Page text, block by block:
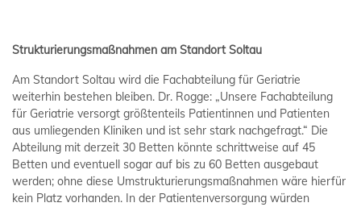
Strukturierungsmaßnahmen am Standort Soltau
Am Standort Soltau wird die Fachabteilung für Geriatrie
weiterhin bestehen bleiben. Dr. Rogge: „Unsere Fachabteilung
für Geriatrie versorgt größtenteils Patientinnen und Patienten
aus umliegenden Kliniken und ist sehr stark nachgefragt.“ Die
Abteilung mit derzeit 30 Betten könnte schrittweise auf 45
Betten und eventuell sogar auf bis zu 60 Betten ausgebaut
werden; ohne diese Umstrukturierungsmaßnahmen wäre hierfür
kein Platz vorhanden. In der Patientenversorgung würden